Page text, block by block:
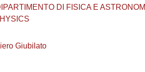
DI FISICA E
Giubilato